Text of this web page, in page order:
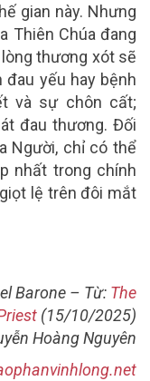
gian này. Nhưng
Thiên Chúa đang
thương xót sẽ
yếu hay bệnh
và sự chôn cất;
đau thương. Đối
Người, chỉ có thể
nhất trong chính
lệ trên đôi mắt
Barone – Từ: The
(15/10/2025)
Hoàng Nguyên